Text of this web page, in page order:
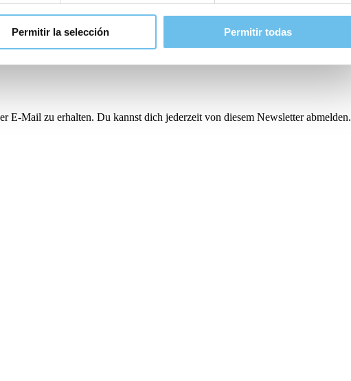
Permitir la selección Permitir todas
Mail zu erhalten. Du kannst dich jederzeit von diesem Newsletter abmelden.